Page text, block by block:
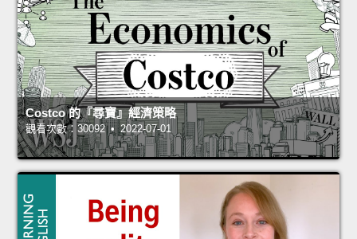
Costco 的『尋寶』經濟策略
觀看次數：30092 • 2022-07-01